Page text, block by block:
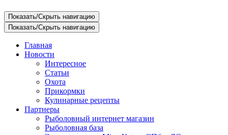
Показать/Скрыть навигацию
Показать/Скрыть навигацию
Главная
Новости
Интересное
Статьи
Охота
Прикормки
Кулинарные рецепты
Партнеры
Рыболовный интернет магазин
Рыболовная база